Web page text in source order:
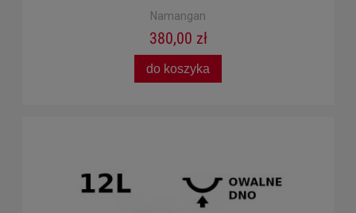
Namangan
380,00 zł
do koszyka